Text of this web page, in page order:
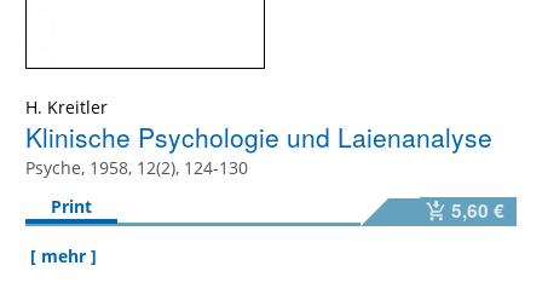
H. Kreitler
Klinische Psychologie und Laienanalyse
Psyche, 1958, 12(2), 124-130
Print
5,60 €
[ mehr ]